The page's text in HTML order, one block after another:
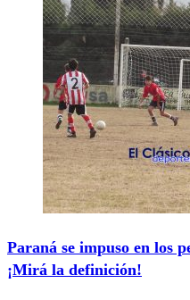
Paraná se impuso en los
¡Mirá la definición!